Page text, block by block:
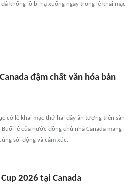
khổng lồ bị hạ xuống ngay trong lễ khai mạc
đậm chất văn hóa bản
có lễ khai mạc thứ hai đầy ấn tượng trên sân
lễ của nước đồng chủ nhà Canada mang
sôi động và cảm xúc.
2026 tại Canada